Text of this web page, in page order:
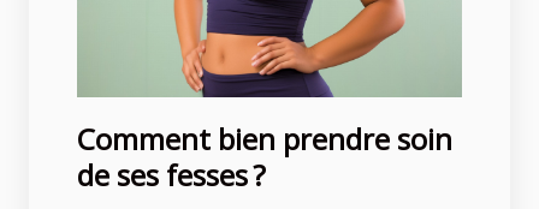
Comment bien prendre soin
de ses fesses ?